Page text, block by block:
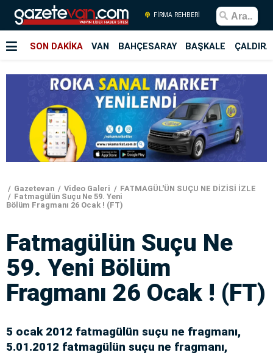
FİRMA REHBERİ
SON DAKİKA VAN BAHÇESARAY BAŞKALE
Gazetevan Video Galeri
FATMAGÜL'ÜN SUÇU NE DİZİSİ İZLE
Fatmagülün Suçu Ne 59. Yeni
Bölüm Fragmanı 26 Ocak ! (FT)
Fatmagülün Suçu Ne
59. Yeni Bölüm
Fragmanı 26 Ocak ! (FT)
5 ocak 2012 fatmagülün suçu ne fragmanı,
5.01.2012 fatmagülün suçu ne fragmanı,